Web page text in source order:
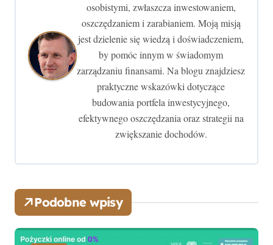
u
osobistymi, zwłaszcza inwestowaniem,
oszczędzaniem i zarabianiem. Moją misją
jest dzielenie się wiedzą i doświadczeniem,
by pomóc innym w świadomym
zarządzaniu finansami. Na blogu znajdziesz
praktyczne wskazówki dotyczące
budowania portfela inwestycyjnego,
efektywnego oszczędzania oraz strategii na
zwiększanie dochodów.
Podobne wpisy